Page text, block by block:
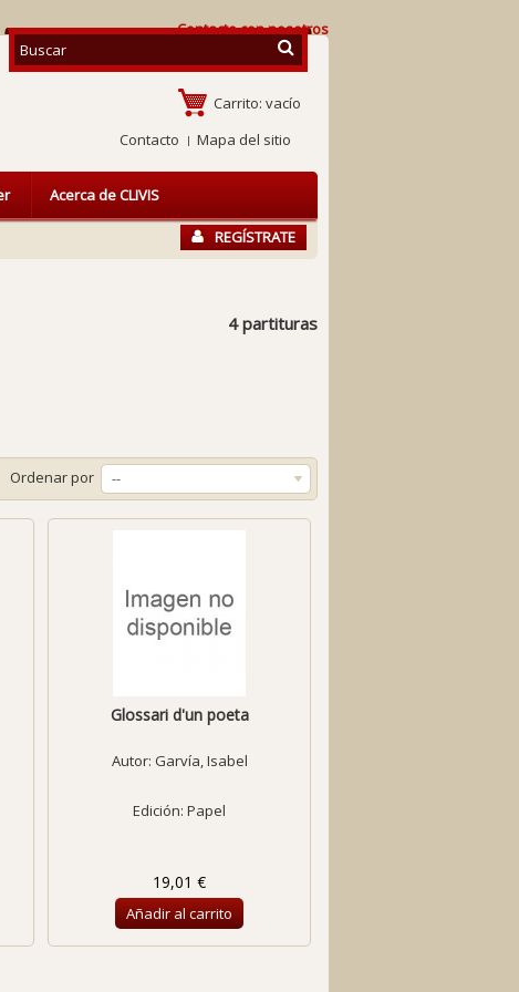
Contacte con nosotros
Carrito: vacío
Contacto
Mapa del sitio
REGÍSTRATE
Acerca de CLIVIS
4 partituras
Ordenar por --
Glossari d'un poeta
Autor: Garvía, Isabel
Edición: Papel
19,01 €
Añadir al carrito